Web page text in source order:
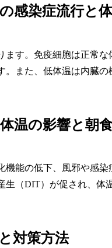
感染症流行と
す。免疫細胞は正常
また、低体温は内臓
温の影響と朝
能の低下、風邪や感
（DIT）が促され、体
対策方法